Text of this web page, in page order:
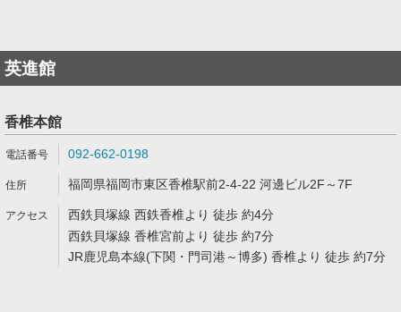
英進館
香椎本館
092-662-0198
福岡県福岡市東区香椎駅前2-4-22 河邊ビル2F～7F
西鉄貝塚線 西鉄香椎より 徒歩 約4分
西鉄貝塚線 香椎宮前より 徒歩 約7分
JR鹿児島本線(下関・門司港～博多) 香椎より 徒歩 約7分